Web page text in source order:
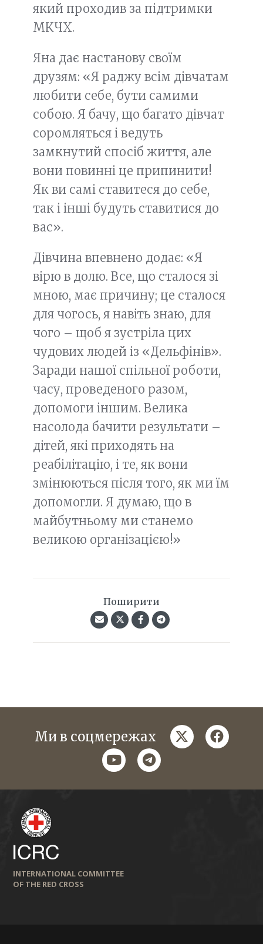
який проходив за підтримки
МКЧХ.
Яна дає настанову своїм
друзям: «Я раджу всім дівчатам
любити себе, бути самими
собою. Я бачу, що багато дівчат
соромляться і ведуть
замкнутий спосіб життя, але
вони повинні це припинити!
Як ви самі ставитеся до себе,
так і інші будуть ставитися до
вас».
Дівчина впевнено додає: «Я
вірю в долю. Все, що сталося зі
мною, має причину; це сталося
для чогось, я навіть знаю, для
чого – щоб я зустріла цих
чудових людей із «Дельфінів».
Заради нашої спільної роботи,
часу, проведеного разом,
допомоги іншим. Велика
насолода бачити результати –
дітей, які приходять на
реабілітацію, і те, як вони
змінюються після того, як ми їм
допомогли. Я думаю, що в
майбутньому ми станемо
великою організацією!»
Поширити
Ми в соцмережах twitter
youtubetelegram
INTERNATIONAL COMMITTEE
OF THE RED CROSS